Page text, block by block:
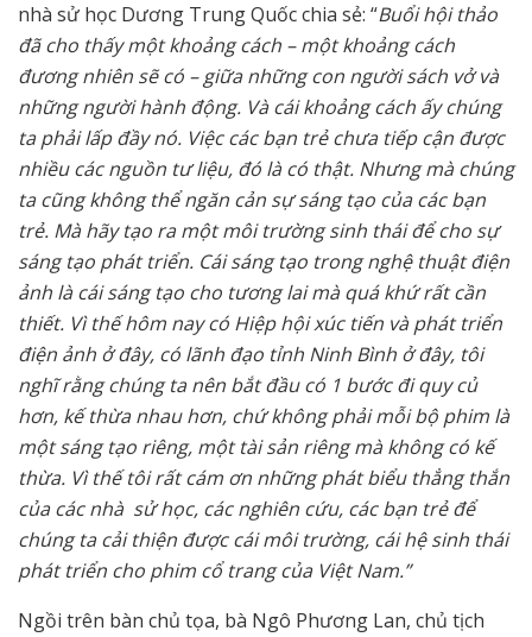
nhà sử học Dương Trung Quốc chia sẻ: “Buổi hội thảo
đã cho thấy một khoảng cách – một khoảng cách
đương nhiên sẽ có – giữa những con người sách vở và
những người hành động. Và cái khoảng cách ấy chúng
ta phải lấp đầy nó. Việc các bạn trẻ chưa tiếp cận được
nhiều các nguồn tư liệu, đó là có thật. Nhưng mà chúng
ta cũng không thể ngăn cản sự sáng tạo của các bạn
trẻ. Mà hãy tạo ra một môi trường sinh thái để cho sự
sáng tạo phát triển. Cái sáng tạo trong nghệ thuật điện
ảnh là cái sáng tạo cho tương lai mà quá khứ rất cần
thiết. Vì thế hôm nay có Hiệp hội xúc tiến và phát triển
điện ảnh ở đây, có lãnh đạo tỉnh Ninh Bình ở đây, tôi
nghĩ rằng chúng ta nên bắt đầu có 1 bước đi quy củ
hơn, kế thừa nhau hơn, chứ không phải mỗi bộ phim là
một sáng tạo riêng, một tài sản riêng mà không có kế
thừa. Vì thế tôi rất cám ơn những phát biểu thẳng thắn
của các nhà sử học, các nghiên cứu, các bạn trẻ để
chúng ta cải thiện được cái môi trường, cái hệ sinh thái
phát triển cho phim cổ trang của Việt Nam.”
Ngồi trên bàn chủ tọa, bà Ngô Phương Lan, chủ tịch